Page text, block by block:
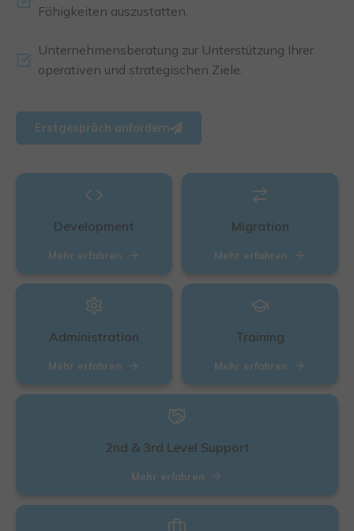
Fähigkeiten auszustatten.
Unternehmensberatung zur Unterstützung Ihrer
operativen und strategischen Ziele.
Erstgespräch anfordern
Development
Mehr erfahren
Migration
Mehr erfahren
Administration
Mehr erfahren
Training
Mehr erfahren
2nd & 3rd Level Support
Mehr erfahren